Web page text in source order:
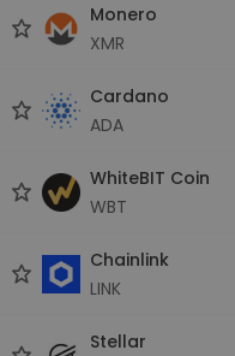
Monero
XMR
Cardano
ADA
WhiteBIT Coin
WBT
Chainlink
LINK
Stellar